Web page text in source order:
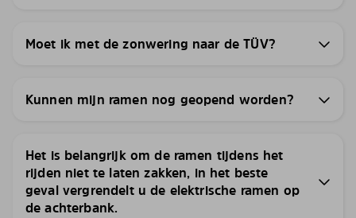
Moet ik met de zonwering naar de TÜV?
Kunnen mijn ramen nog geopend worden?
Het is belangrijk om de ramen tijdens het
rijden niet te laten zakken, in het beste
geval vergrendelt u de elektrische ramen op
de achterbank.